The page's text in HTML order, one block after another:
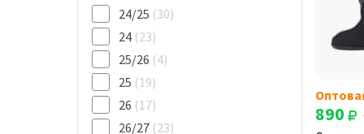
24/25 (30)
24 (23)
25/26 (4)
25 (19)
26 (17)
26/27 (23)
890